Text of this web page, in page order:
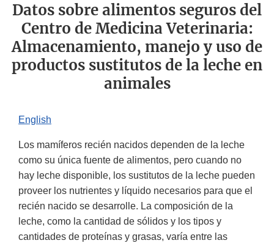
Datos sobre alimentos seguros del
Centro de Medicina Veterinaria:
Almacenamiento, manejo y uso de
productos sustitutos de la leche en
animales
English
Los mamíferos recién nacidos dependen de la leche
como su única fuente de alimentos, pero cuando no
hay leche disponible, los sustitutos de la leche pueden
proveer los nutrientes y líquido necesarios para que el
recién nacido se desarrolle. La composición de la
leche, como la cantidad de sólidos y los tipos y
cantidades de proteínas y grasas, varía entre las